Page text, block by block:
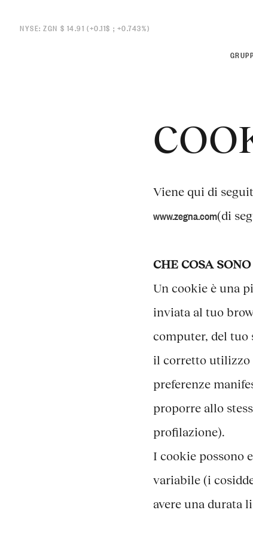
NYSE: ZGN $ 14.91 (+0.11$ ; +0.743%)
Thom
Thom
Viene qui di
www.zegna.com(di
CHE COSA
Un cookie è una
inviata al tuo
computer, del tuo
il corretto utilizzo
preferenze
proporre allo
profilazione).
I cookie possono
variabile (i
avere una durata